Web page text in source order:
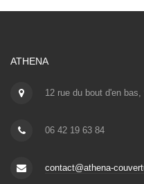
ATHENA
12 rue du bout d'en
06 42 19 63 84
contact@athena-